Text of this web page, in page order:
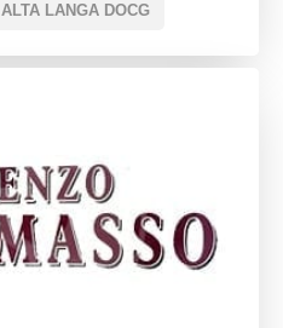
ALTA LANGA DOCG